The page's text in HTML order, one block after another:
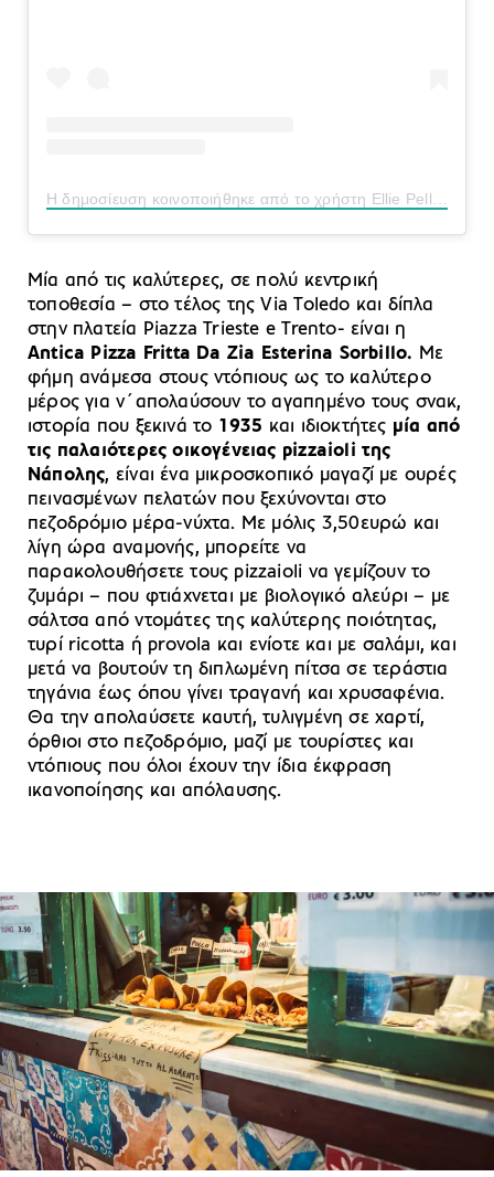
Μία από τις καλύτερες, σε πολύ κεντρική
τοποθεσία – στο τέλος της Via Toledo και δίπλα
στην πλατεία Piazza Trieste e Trento- είναι η
Antica Pizza Fritta Da Zia Esterina Sorbillo. Με
φήμη ανάμεσα στους ντόπιους ως το καλύτερο
μέρος για ν΄απολαύσουν το αγαπημένο τους σνακ,
ιστορία που ξεκινά το 1935 και ιδιοκτήτες μία από
τις παλαιότερες οικογένειας pizzaioli της
Νάπολης, είναι ένα μικροσκοπικό μαγαζί με ουρές
πεινασμένων πελατών που ξεχύνονται στο
πεζοδρόμιο μέρα-νύχτα. Με μόλις 3,50ευρώ και
λίγη ώρα αναμονής, μπορείτε να
παρακολουθήσετε τους pizzaioli να γεμίζουν το
ζυμάρι – που φτιάχνεται με βιολογικό αλεύρι – με
σάλτσα από ντομάτες της καλύτερης ποιότητας,
τυρί ricotta ή provola και ενίοτε και με σαλάμι, και
μετά να βουτούν τη διπλωμένη πίτσα σε τεράστια
τηγάνια έως όπου γίνει τραγανή και χρυσαφένια.
Θα την απολαύσετε καυτή, τυλιγμένη σε χαρτί,
όρθιοι στο πεζοδρόμιο, μαζί με τουρίστες και
ντόπιους που όλοι έχουν την ίδια έκφραση
ικανοποίησης και απόλαυσης.